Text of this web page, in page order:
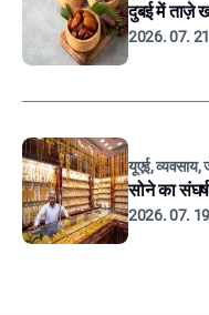
दुबई में ताज़े
2026. 07. 21
यूएई, व्यवसाय,
सोने का
2026. 07. 19